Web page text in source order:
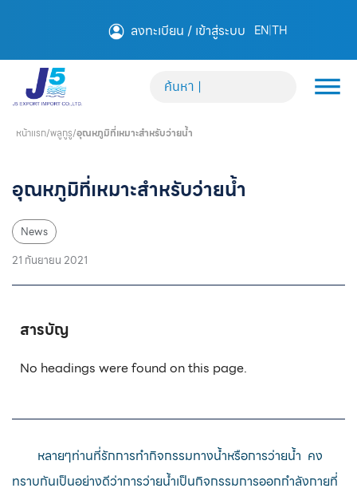
ลงทะเบียน / เข้าสู่ระบบ EN|TH
หน้าแรก/พลูกูรู/อุณหภูมิที่เหมาะสำหรับว่ายน้ำ
อุณหภูมิที่เหมาะสำหรับว่ายน้ำ
News
21 กันยายน 2021
สารบัญ
No headings were found on this page.
หลายๆท่านที่รักการทำกิจกรรมทางน้ำหรือการว่ายน้ำ คง
ทราบกันเป็นอย่างดีว่าการว่ายน้ำเป็นกิจกรรมการออกกำลังกายที่